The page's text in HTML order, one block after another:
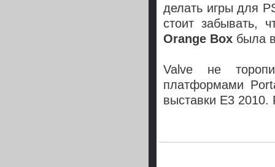
делать игры для
стоит забывать,
Orange Box была
Valve не
платформами
выставки Е3 2010.